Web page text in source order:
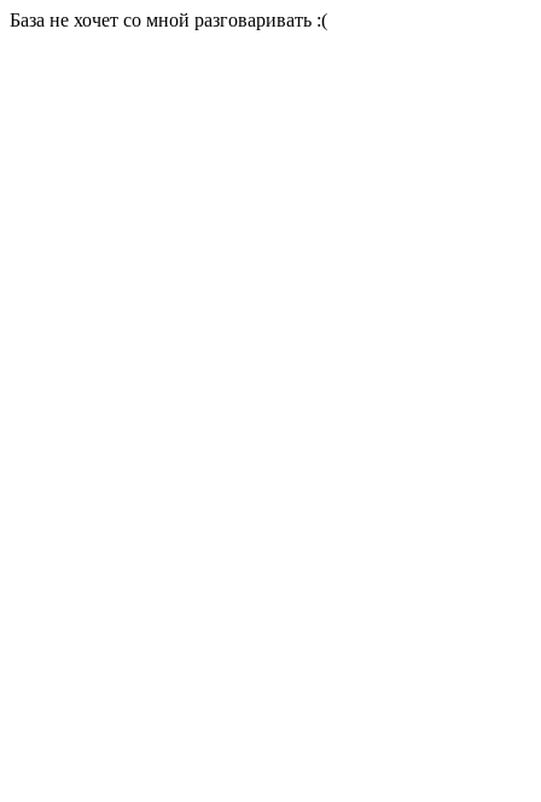
База не хочет со мной разговаривать :(